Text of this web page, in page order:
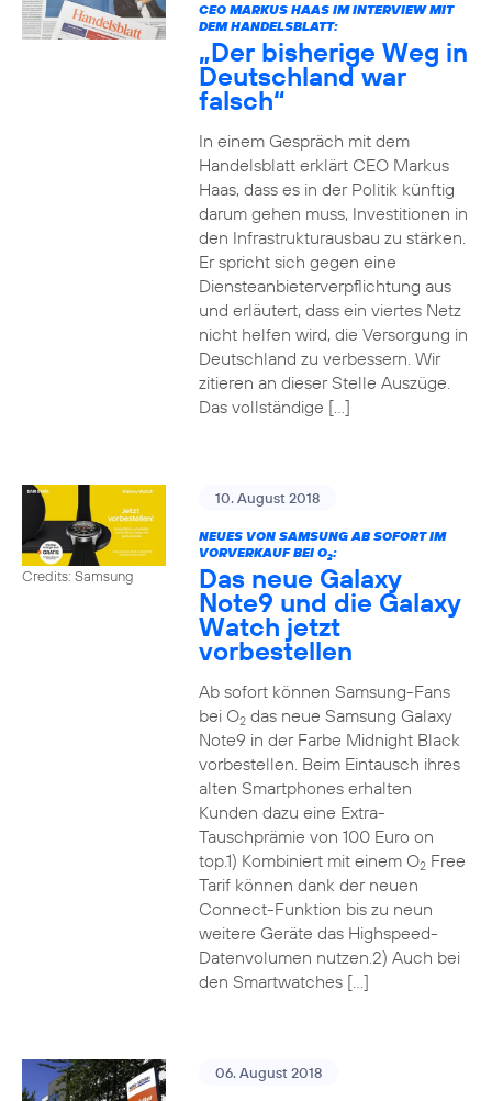
CEO MARKUS HAAS IM INTERVIEW MIT
DEM HANDELSBLATT:
„Der bisherige Weg in
Deutschland war
falsch“
In einem Gespräch mit dem
Handelsblatt erklärt CEO Markus
Haas, dass es in der Politik künftig
darum gehen muss, Investitionen in
den Infrastrukturausbau zu stärken.
Er spricht sich gegen eine
Diensteanbieterverpflichtung aus
und erläutert, dass ein viertes Netz
nicht helfen wird, die Versorgung in
Deutschland zu verbessern. Wir
zitieren an dieser Stelle Auszüge.
Das vollständige […]
Credits: Samsung
10. August 2018
NEUES VON SAMSUNG AB SOFORT IM
VORVERKAUF BEI O2:
Das neue Galaxy
Note9 und die Galaxy
Watch jetzt
vorbestellen
Ab sofort können Samsung-Fans
bei O2das neue Samsung Galaxy
Note9 in der Farbe Midnight Black
vorbestellen. Beim Eintausch ihres
alten Smartphones erhalten
Kunden dazu eine Extra-
Tauschprämie von 100 Euro on
top.1) Kombiniert mit einem O2Free
Tarif können dank der neuen
Connect-Funktion bis zu neun
weitere Geräte das Highspeed-
Datenvolumen nutzen.2) Auch bei
den Smartwatches […]
06. August 2018